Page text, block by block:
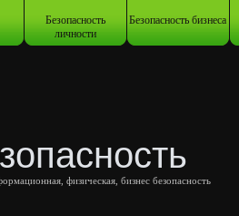
Безопасность
личности
Безопасность бизнеса
физическая, бизнес безопасность